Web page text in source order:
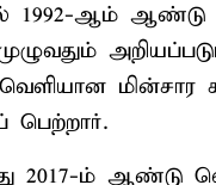
1992-ஆம் ஆண்டு
மின்சார
பெற்றார்.
ம் ஆண்டு